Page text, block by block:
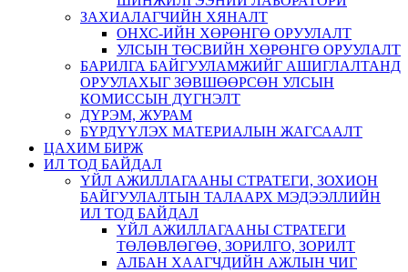
ЗАХИАЛАГЧИЙН ХЯНАЛТ
ОНХС-ИЙН ХӨРӨНГӨ ОРУУЛАЛТ
УЛСЫН ТӨСВИЙН ХӨРӨНГӨ ОРУУЛАЛТ
БАРИЛГА БАЙГУУЛАМЖИЙГ АШИГЛАЛТАНД
ОРУУЛАХЫГ ЗӨВШӨӨРСӨН УЛСЫН
КОМИССЫН ДҮГНЭЛТ
ДҮРЭМ, ЖУРАМ
БҮРДҮҮЛЭХ МАТЕРИАЛЫН ЖАГСААЛТ
ЦАХИМ БИРЖ
ИЛ ТОД БАЙДАЛ
ҮЙЛ АЖИЛЛАГААНЫ СТРАТЕГИ, ЗОХИОН
БАЙГУУЛАЛТЫН ТАЛААРХ МЭДЭЭЛЛИЙН
ИЛ ТОД БАЙДАЛ
ҮЙЛ АЖИЛЛАГААНЫ СТРАТЕГИ
ТӨЛӨВЛӨГӨӨ, ЗОРИЛГО, ЗОРИЛТ
АЛБАН ХААГЧДИЙН АЖЛЫН ЧИГ